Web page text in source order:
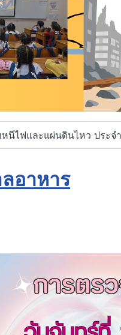
นีไฟและแผ่นดินไหว ประจ
อาหาร